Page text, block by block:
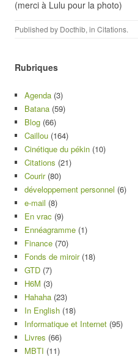
(merci à Lulu pour la photo)
Published by Docthib, in Citations.
Rubriques
Agenda (3)
Batana (59)
Blog (66)
Caillou (164)
Cinétique du pékin (10)
Citations (21)
Courir(80)
développement personnel (6)
e-mail (8)
En vrac (9)
Ennéagramme (1)
Finance (70)
Fonds de miroir(18)
GTD (7)
H6M (3)
Hahaha (23)
In English (18)
Informatique et Internet (95)
Livres (66)
MBTI (11)